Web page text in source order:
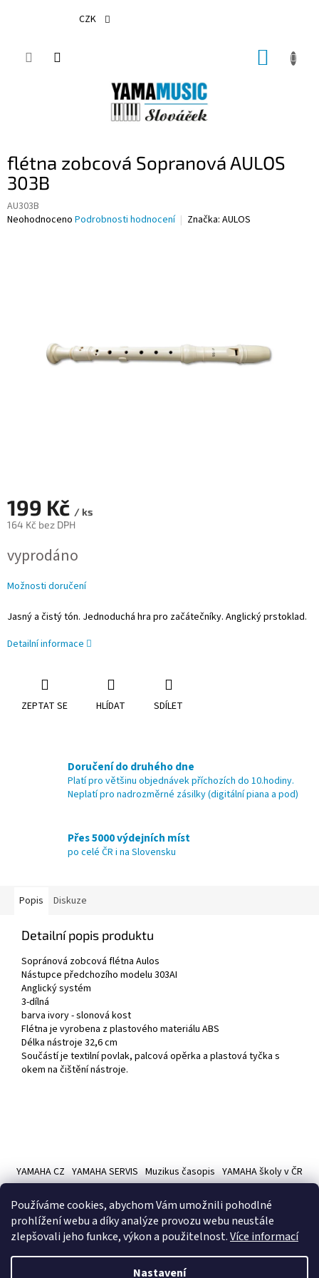
Používáme cookies, abychom Vám umožnili pohodlné
prohlížení webu a díky analýze provozu webu neustále
zlepšovali jeho funkce, výkon a použitelnost.Více informací
Nastavení
CZK
flétna zobcová Sopranová AULOS
303B
AU303B
Průměrné
Neohodnoceno Podrobnosti hodnocení Značka: AULOS
199 Kč / ks
164 Kč bez DPH
cena:
vyprodáno
Možnosti doručení
Jasný a čistý tón. Jednoduchá hra pro začátečníky. Anglický prstoklad.
Detailní informace
ZEPTAT SE HLÍDAT SDÍLET
Doručení do druhého dne
Platí pro většinu objednávek příchozích do 10.hodiny.
Neplatí pro nadrozměrné zásilky (digitální piana a pod)
Přes 5000 výdejních míst
po celé ČR i na Slovensku
Popis Diskuze
Detailní popis produktu
Sopránová zobcová flétna Aulos
Nástupce předchozího modelu 303AI
Anglický systém
3-dílná
barva ivory - slonová kost
Flétna je vyrobena z plastového materiálu ABS
Délka nástroje 32,6 cm
Součástí je textilní povlak, palcová opěrka a plastová tyčka s
okem na čištění nástroje.
p
YAMAHA CZ YAMAHA SERVIS Muzikus časopis YAMAHA školy v ČR